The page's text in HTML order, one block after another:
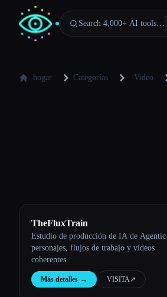
Search 4,000+ AI tools…
hogar Categorías Video
TheFluxTrain
Estudio de producción de IA de Agentic
personajes, flujos de trabajo y vídeos
coherentes
Más detalles → VISITA↗︎